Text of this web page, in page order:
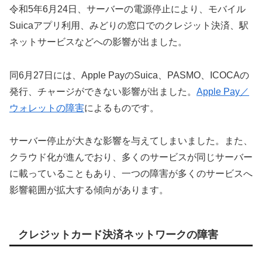
令和5年6月24日、サーバーの電源停止により、モバイル
Suicaアプリ利用、みどりの窓口でのクレジット決済、駅
ネットサービスなどへの影響が出ました。
同6月27日には、Apple PayのSuica、PASMO、ICOCAの
発行、チャージができない影響が出ました。 Apple Pay／
ウォレットの障害によるものです。
サーバー停止が大きな影響を与えてしまいました。また、
クラウド化が進んでおり、多くのサービスが同じサーバー
に載っていることもあり、一つの障害が多くのサービスへ
影響範囲が拡大する傾向があります。
クレジットカード決済ネットワークの障害